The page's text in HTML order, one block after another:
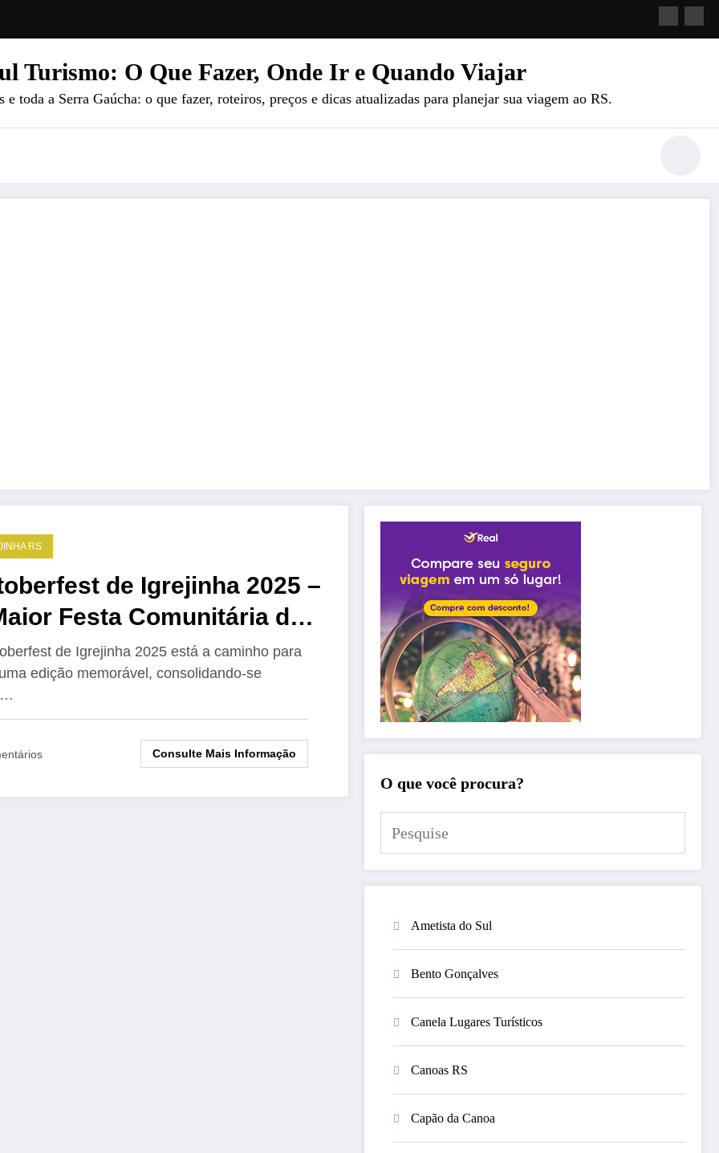
Turismo: O Que Fazer, Onde Ir e Quando Viajar
toda a Serra Gaúcha: o que fazer, roteiros, preços e dicas atualizadas para planejar sua viagem ao RS.
RS
de Igrejinha 2025 –
Festa Comunitária do
de Igrejinha 2025 está a caminho para
edição memorável, consolidando-se
Consulte Mais Informação
O que você procura?
Ametista do Sul
Bento Gonçalves
Canela Lugares Turísticos
Canoas RS
Capão da Canoa